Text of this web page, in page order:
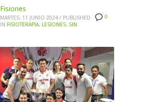
0
Fisiones
MARTES, 11 JUNIO 2024 / PUBLISHED
IN FISIOTERAPIA, LESIONES, SIN